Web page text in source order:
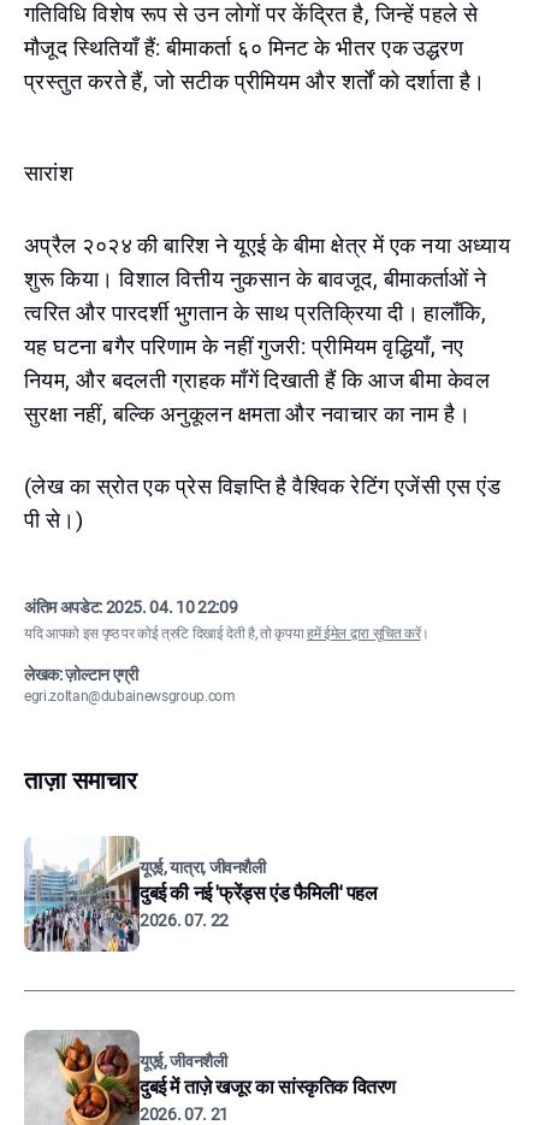
गतिविधि विशेष रूप से उन लोगों पर केंद्रित है, जिन्हें पहले से
मौजूद स्थितियाँ हैं: बीमाकर्ता ६० मिनट के भीतर एक उद्धरण
प्रस्तुत करते हैं, जो सटीक प्रीमियम और शर्तों को दर्शाता है।
सारांश
अप्रैल २०२४ की बारिश ने यूएई के बीमा क्षेत्र में एक नया अध्याय
शुरू किया। विशाल वित्तीय नुकसान के बावजूद, बीमाकर्ताओं ने
त्वरित और पारदर्शी भुगतान के साथ प्रतिक्रिया दी। हालाँकि,
यह घटना बगैर परिणाम के नहीं गुजरी: प्रीमियम वृद्धियाँ, नए
नियम, और बदलती ग्राहक माँगें दिखाती हैं कि आज बीमा केवल
सुरक्षा नहीं, बल्कि अनुकूलन क्षमता और नवाचार का नाम है।
(लेख का स्रोत एक प्रेस विज्ञप्ति है वैश्विक रेटिंग एजेंसी एस एंड
पी से।)
अंतिम अपडेट:2025. 04. 10 22:09
यदि आपको इस पृष्ठ पर कोई त्रुटि दिखाई देती है, तो कृपयाहमें ईमेल द्वारा सूचित करें।
लेखक: ज़ोल्टान एग्री
egri.zoltan@dubainewsgroup.com
ताज़ा समाचार
यूएई, यात्रा, जीवनशैली
दुबई की नई 'फ्रेंड्स एंड फैमिली' पहल
2026. 07. 22
यूएई, जीवनशैली
दुबई में ताज़े खजूर का सांस्कृतिक वितरण
2026. 07. 21